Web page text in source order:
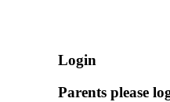
Login
Parents please